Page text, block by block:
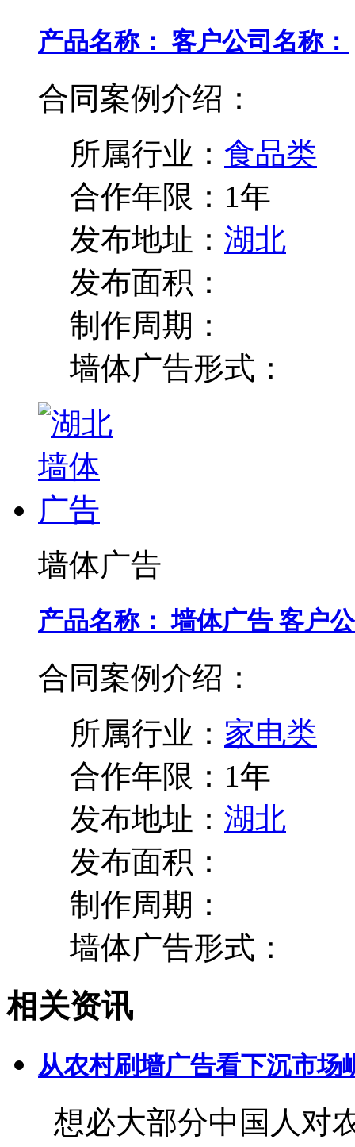
产品名称： 客户公司名称：
合同案例介绍：
所属行业： 食品类
合作年限： 1年
发布地址： 湖北
发布面积：
制作周期：
墙体广告形式：
墙体广告
产品名称： 墙体广告 客户
合同案例介绍：
所属行业： 家电类
合作年限： 1年
发布地址： 湖北
发布面积：
制作周期：
墙体广告形式：
相关资讯
从农村刷墙广告看下沉市场
想必大部分中国人对